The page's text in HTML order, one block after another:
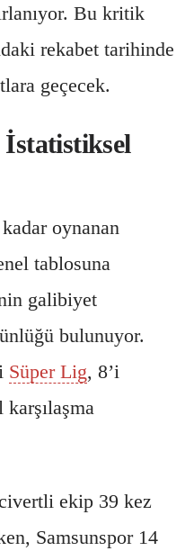
Bu kritik
rekabet tarihinde
geçecek.
oynanan
tablosuna
galibiyet
bulunuyor.
Süper Lig, 8’i
karşılaşma
ekip 39 kez
Samsunspor 14